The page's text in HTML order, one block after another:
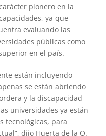
pionero en la
ya que
evaluando las
públicas como
en el país.
están incluyendo
se están abriendo
y la discapacidad
universidades ya están
tecnológicas, para
dijo Huerta de la O.